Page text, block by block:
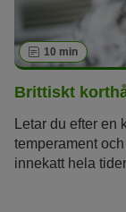
10 min
Brittiskt
Letar du efter
temperament
innekatt hela